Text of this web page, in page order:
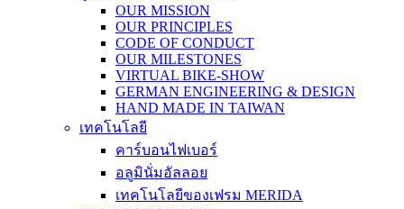
OUR MISSION
OUR PRINCIPLES
CODE OF CONDUCT
OUR MILESTONES
VIRTUAL BIKE-SHOW
GERMAN ENGINEERING & DESIGN
HAND MADE IN TAIWAN
เทคโนโลยี
คาร์บอนไฟเบอร์
อลูมินั่มอัลลอย
เทคโนโลยีของเฟรม MERIDA